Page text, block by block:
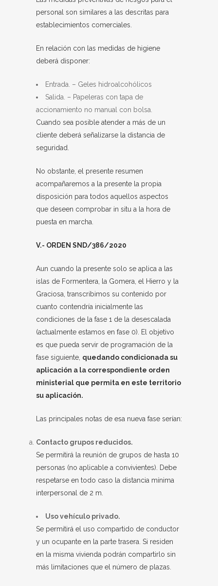
personal son similares a las descritas para
establecimientos comerciales.
En relación con las medidas de higiene
deberá disponer:
Entrada. – Geles hidroalcohólicos
Salida. – Papeleras con tapa de
accionamiento no manual con bolsa.
Cuando sea posible atender a más de un
cliente deberá señalizarse la distancia de
seguridad.
No obstante, el presente resumen
acompañaremos a la presente la propia
disposición para todos aquellos aspectos
que deseen comprobar in situ a la hora de
puesta en marcha.
V.- ORDEN SND/386/2020
Aun cuando la presente solo se aplica a las
islas de Formentera, la Gomera, el Hierro y la
Graciosa, transcribimos su contenido por
cuanto contendría inicialmente las
condiciones de la fase 1 de la desescalada
(actualmente estamos en fase 0). El objetivo
es que pueda servir de programación de la
fase siguiente, quedando condicionada su
aplicación a la correspondiente orden
ministerial que permita en este territorio
su aplicación.
Las principales notas de esa nueva fase serían:
Contacto grupos reducidos.
Se permitirá la reunión de grupos de hasta 10
personas (no aplicable a convivientes). Debe
respetarse en todo caso la distancia mínima
interpersonal de 2 m.
Uso vehículo privado.
Se permitirá el uso compartido de conductor
y un ocupante en la parte trasera. Si residen
en la misma vivienda podrán compartirlo sin
más limitaciones que el número de plazas.